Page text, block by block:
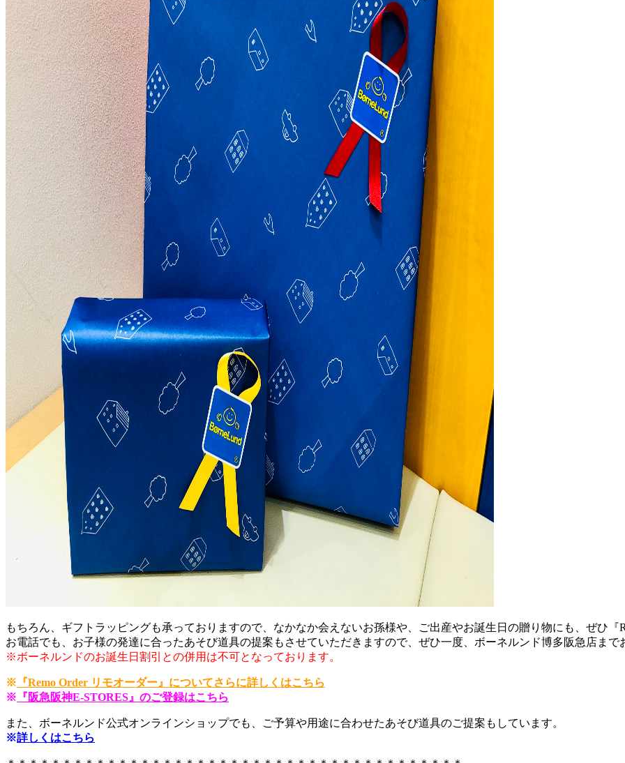
もちろん、ギフトラッピングも承っておりますので、なかなか会えないお孫様や、ご出産やお誕生日の贈り物にも、ぜひ『
お電話でも、お子様の発達に合ったあそび道具の提案もさせていただきますので、ぜひ一度、ボーネルンド博多阪急店まで
※ボーネルンドのお誕生日割引との併用は不可となっております。
※ 『Remo Order リモオーダー』についてさらに詳しくはこちら
※ 『阪急阪神E-STORES』のご登録はこちら
また、ボーネルンド公式オンラインショップでも、ご予算や用途に合わせたあそび道具のご提案もしています。
※詳しくはこちら